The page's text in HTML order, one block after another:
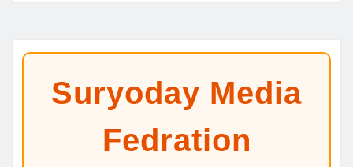
Suryoday Media
Fedration